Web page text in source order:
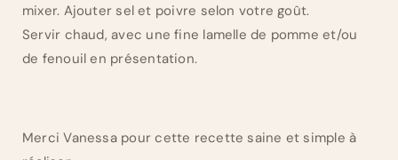
mixer. Ajouter sel et poivre selon votre goût.
Servir chaud, avec une fine lamelle de pomme et/ou
de fenouil en présentation.
Merci Vanessa pour cette recette saine et simple à